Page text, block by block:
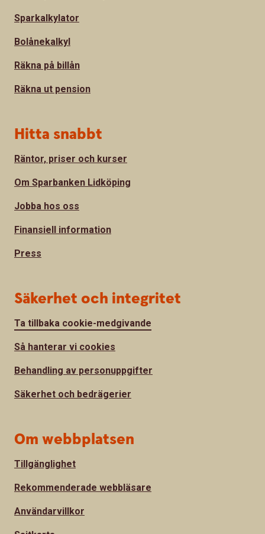
Sparkalkylator
Bolånekalkyl
Räkna på billån
Räkna ut pension
Hitta snabbt
Räntor, priser och kurser
Om Sparbanken Lidköping
Jobba hos oss
Finansiell information
Press
Säkerhet och integritet
Ta tillbaka cookie-medgivande
Så hanterar vi cookies
Behandling av personuppgifter
Säkerhet och bedrägerier
Om webbplatsen
Tillgänglighet
Rekommenderade webbläsare
Användarvillkor